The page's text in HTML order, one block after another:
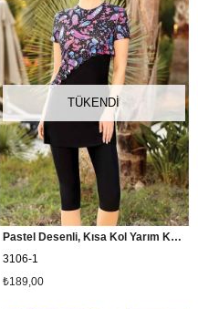
TÜKENDI
Pastel Desenli, Kısa Kol Yarım Kapalı Mayo, Siyah
3106-1
₺189,00